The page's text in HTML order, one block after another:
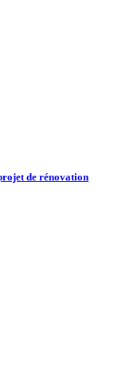
de rénovation